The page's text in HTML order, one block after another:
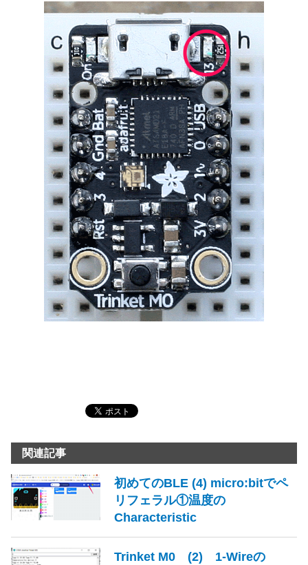
関連記事
初めてのBLE (4) micro:bitでペ
リフェラル①温度の
Characteristic
Trinket M0 (2) 1-Wireの